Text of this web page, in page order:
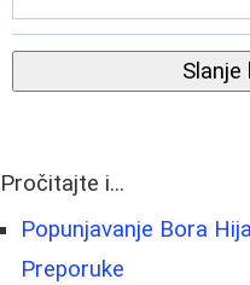
Pročitajte i...
Popunjavanje Bora
Preporuke